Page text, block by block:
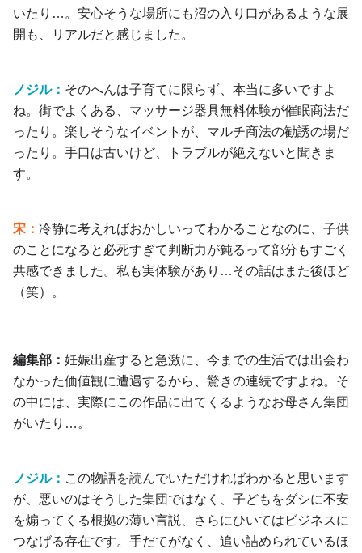
いたり…。安心そうな場所にも沼の入り口があるような展
開も、リアルだと感じました。
ノジル： そのへんは子育てに限らず、本当に多いですよ
ね。街でよくある、マッサージ器具無料体験が催眠商法だ
ったり。楽しそうなイベントが、マルチ商法の勧誘の場だ
ったり。手口は古いけど、トラブルが絶えないと聞きま
す。
宋： 冷静に考えればおかしいってわかることなのに、子供
のことになると必死すぎて判断力が鈍るって部分もすごく
共感できました。私も実体験があり…その話はまた後ほど
（笑）。
編集部： 妊娠出産すると急激に、今までの生活では出会わ
なかった価値観に遭遇するから、驚きの連続ですよね。そ
の中には、実際にこの作品に出てくるようなお母さん集団
がいたり…。
ノジル： この物語を読んでいただければわかると思います
が、悪いのはそうした集団ではなく、子どもをダシに不安
を煽ってくる根拠の薄い言説、さらにひいてはビジネスに
つなげる存在です。手だてがなく、追い詰められているほ